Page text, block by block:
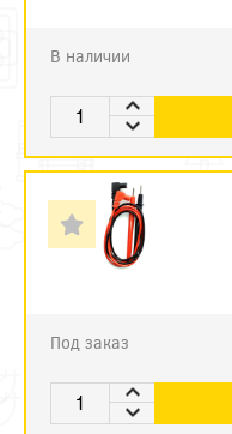
В наличии
Под заказ